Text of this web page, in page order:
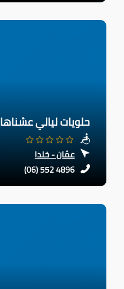
حلويات ليالي عشناها
عمّان - خلدا
(06) 552 4896